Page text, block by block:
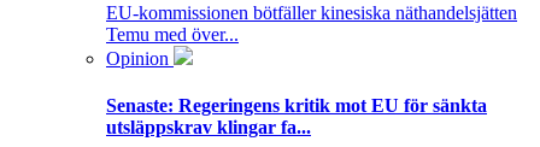
EU-kommissionen bötfäller kinesiska näthandelsjätten
Temu med över...
Opinion
Senaste: Regeringens kritik mot EU för sänkta
utsläppskrav klingar fa...